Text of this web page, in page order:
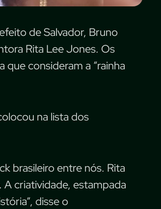
de Salvador, Bruno
Rita Lee Jones. Os
que consideram a “rainha
na lista dos
brasileiro entre nós. Rita
A criatividade, estampada
disse o